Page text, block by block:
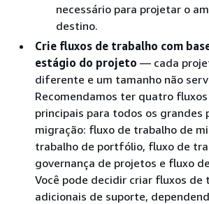
necessário para projetar o
destino.
Crie fluxos de trabalho com
estágio do projeto — cada
diferente e um tamanho não
Recomendamos ter quatro
principais para todos os grandes
migração: fluxo de trabalho de
trabalho de portfólio, fluxo de
governança de projetos e fluxo
Você pode decidir criar fluxos de
adicionais de suporte,